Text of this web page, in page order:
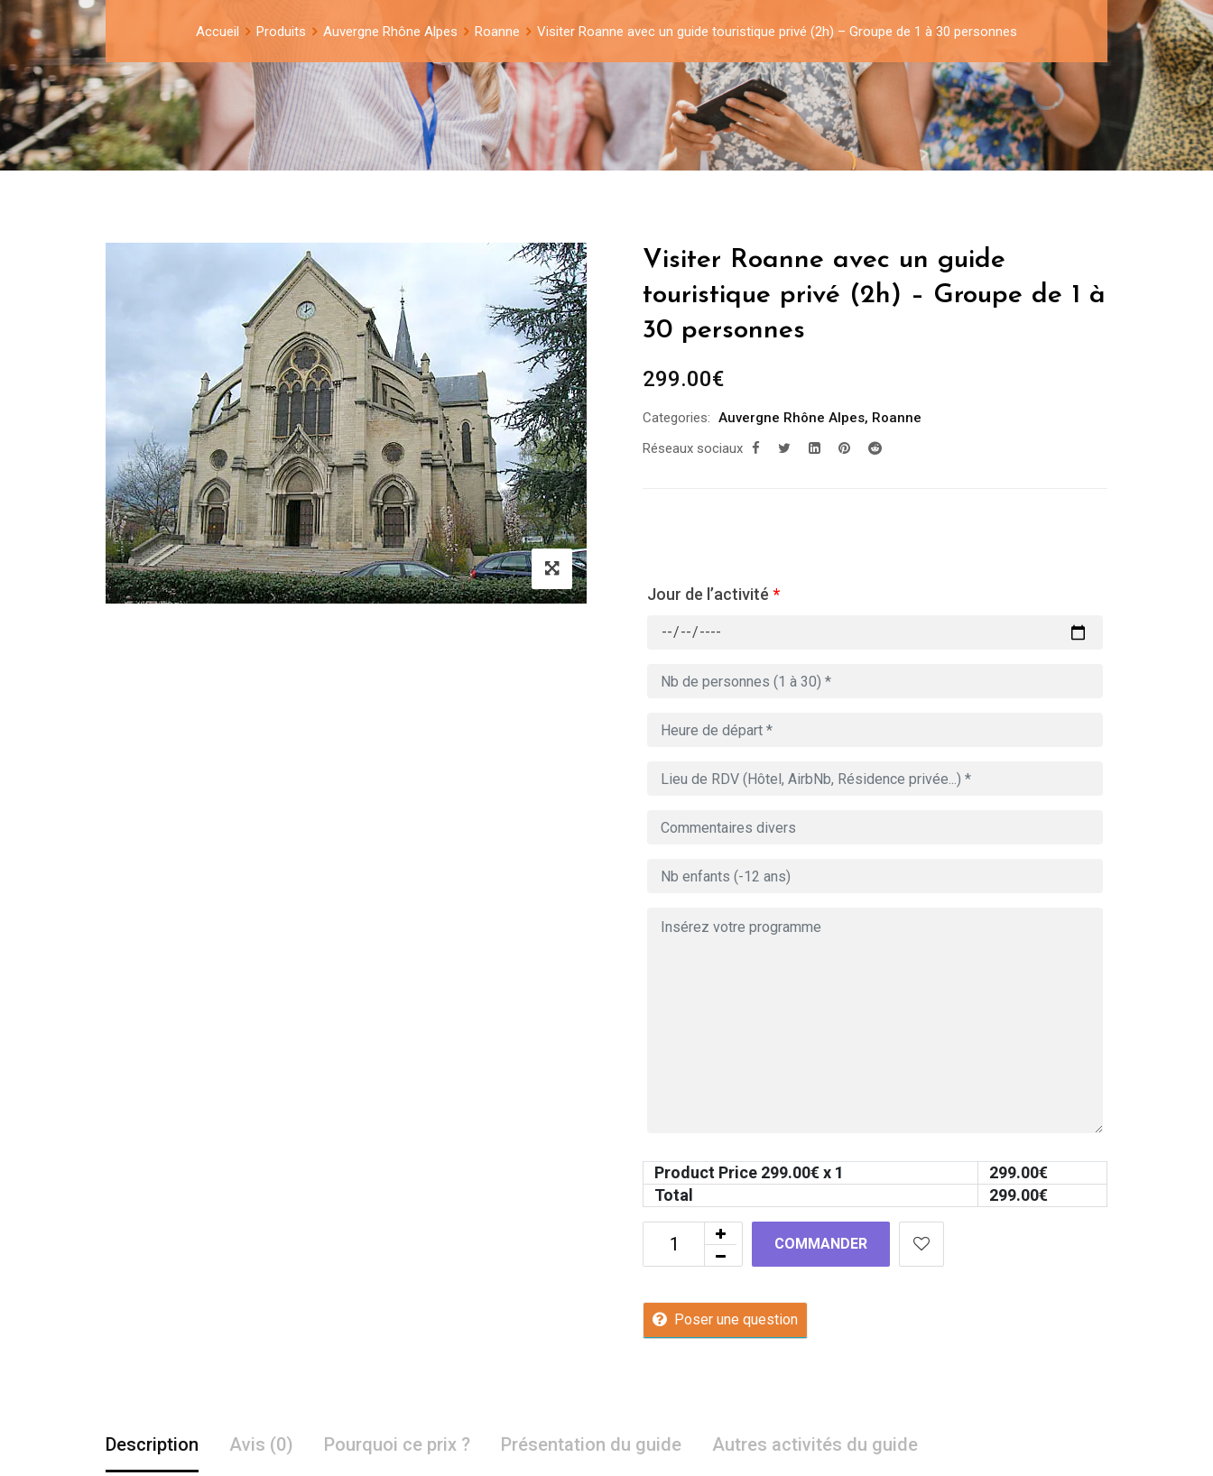
Accueil Produits Auvergne Rhône Alpes Roanne Visiter Roanne avec un guide touristique privé (2h) – Groupe de 1 à 30 personnes
Visiter Roanne avec un guide
touristique privé (2h) – Groupe de 1 à
30 personnes
299.00€
Categories: Auvergne Rhône Alpes, Roanne
Réseaux sociaux
Jour de l’activité *
Product Price 299.00€ x 1 299.00€
Total
299.00€
COMMANDER
Poser une question
Description Avis (0) Pourquoi ce prix ? Présentation du guide Autres activités du guide